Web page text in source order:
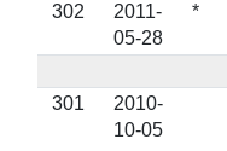
302
2011-
05-28
*
301
2010-
10-05